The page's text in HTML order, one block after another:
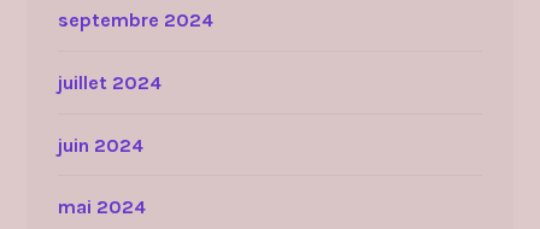
septembre 2024
juillet 2024
juin 2024
mai 2024